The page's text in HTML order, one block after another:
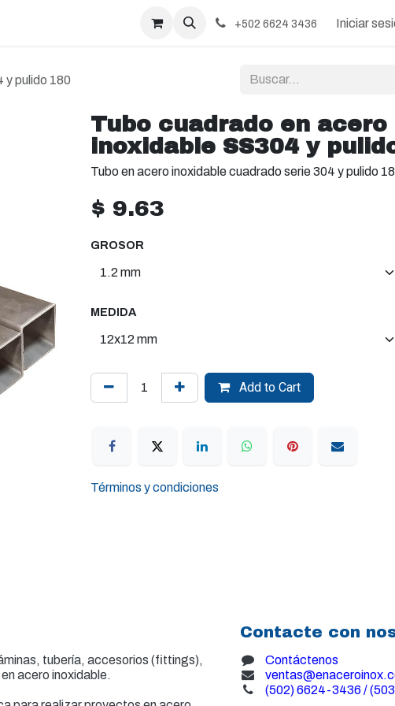
+502 6624 3436 Iniciar
y pulido 180
Tubo cuadrado en acero
inoxidable SS304 y
Tubo en acero inoxidable cuadrado serie 304 y pulido
$ 9.63
GROSOR
MEDIDA
Add to Cart
Términos y condiciones
tubería, accesorios (fittings),
acero inoxidable.
Contacte con
Contáctenos
(502) 6624-3436 /